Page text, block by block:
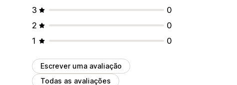
3
0
2
0
1
0
Escrever uma avaliação
Todas as avaliações